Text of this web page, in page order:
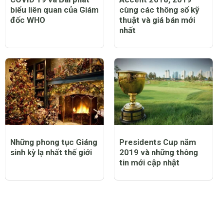
COVID 19 và Bài phát
biểu liên quan của Giám
đốc WHO
Accent 2018, 2019
cùng các thông số kỹ
thuật và giá bán mới
nhất